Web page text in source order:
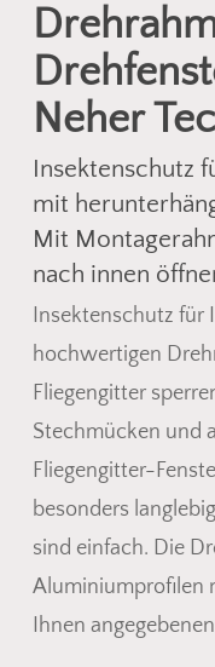
Neher
Insektenschutz
mit
Mit
nach innen
Insektenschutz für
hochwertigen
Fliegengitter
Stechmücken und
Fliegengitter-
besonders
sind einfach. Die
Aluminiumprofilen
Ihnen